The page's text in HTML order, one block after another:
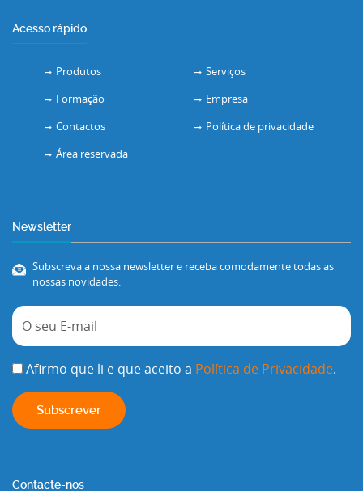
Acesso rápido
Produtos
Serviços
Formação
Empresa
Contactos
Política de privacidade
Área reservada
Newsletter
Subscreva a nossa newsletter e receba comodamente todas as
nossas novidades.
Afirmo que li e que aceito a Política de Privacidade.
Contacte-nos